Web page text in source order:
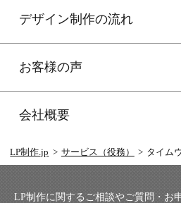
デザイン制作の流れ
お客様の声
会社概要
LP制作.jp サービス（役務） タイム
LP制作に関するご相談やご質問・お